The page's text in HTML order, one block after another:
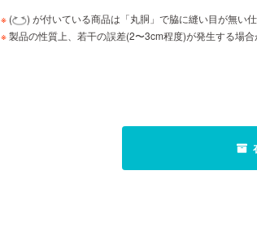
※(
) が付いている商品は「丸胴」で脇に縫い目が無い仕
※製品の性質上、若干の誤差(2〜3cm程度)が発生する場合